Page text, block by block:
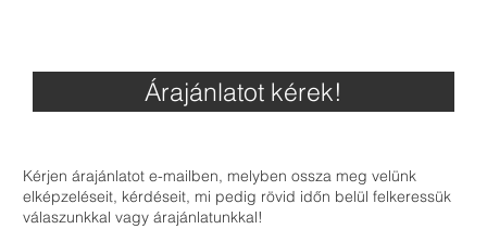
Árajánlatot kérek!
Kérjen árajánlatot e-mailben, melyben ossza meg velünk
elképzeléseit, kérdéseit, mi pedig rövid időn belül felkeressük
válaszunkkal vagy árajánlatunkkal!